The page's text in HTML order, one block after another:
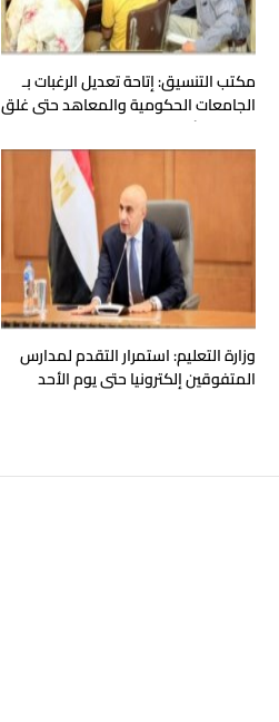
مكتب التنسيق: إتاحة تعديل الرغبات بـ
الجامعات الحكومية والمعاهد حتى غلق
المرحلة الأولى
وزارة التعليم: استمرار التقدم لمدارس
المتفوقين إلكترونيا حتى يوم الأحد